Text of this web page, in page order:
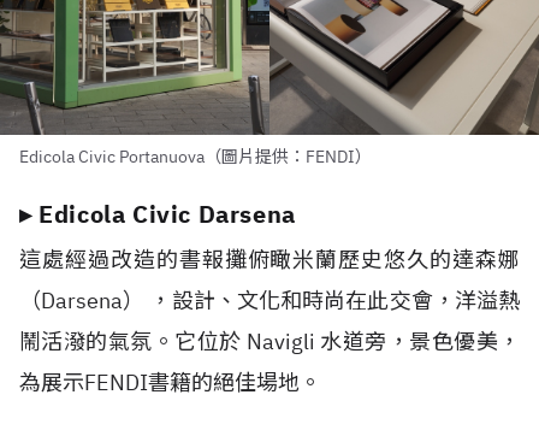
Edicola Civic Portanuova（圖片提供：FENDI）
▸ Edicola Civic Darsena
這處經過改造的書報攤俯瞰米蘭歷史悠久的達森娜
（Darsena） ，設計、文化和時尚在此交會，洋溢熱
鬧活潑的氣氛。它位於 Navigli 水道旁，景色優美，
為展示FENDI書籍的絕佳場地。